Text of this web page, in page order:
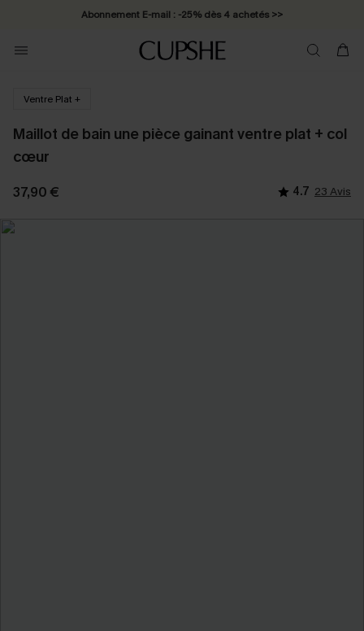
Abonnement E-mail : -25% dès 4 achetés >>
Ventre Plat +
Maillot de bain une pièce gainant ventre plat + col
cœur
37,90 € 4.7 23 Avis